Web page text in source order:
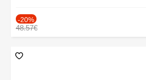
-20%
48.57€